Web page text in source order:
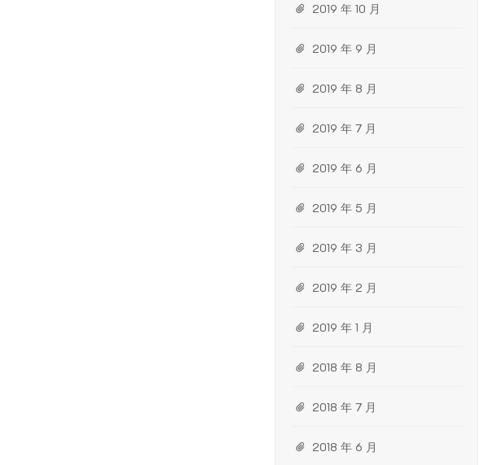
2019 年 10 月
2019 年 9 月
2019 年 8 月
2019 年 7 月
2019 年 6 月
2019 年 5 月
2019 年 3 月
2019 年 2 月
2019 年 1 月
2018 年 8 月
2018 年 7 月
2018 年 6 月